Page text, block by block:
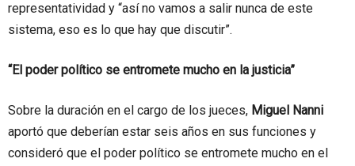
representatividad y “así no vamos a salir nunca de este
sistema, eso es lo que hay que discutir”.
“El poder político se entromete mucho en la justicia”
Sobre la duración en el cargo de los jueces, Miguel Nanni
aportó que deberían estar seis años en sus funciones y
consideró que el poder político se entromete mucho en el